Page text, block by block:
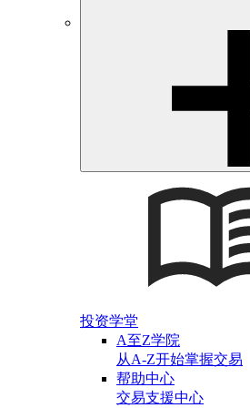
投资学堂
A至Z学院
从A-Z开始掌握交易
帮助中心
交易支援中心